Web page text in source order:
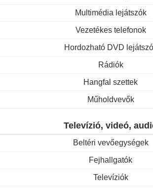
Multimédia lejátszók
Vezetékes telefonok
Hordozható DVD
Rádiók
Hangfal szettek
Műholdvevők
Televízió, videó,
Beltéri vevőegységek
Fejhallgatók
Televíziók